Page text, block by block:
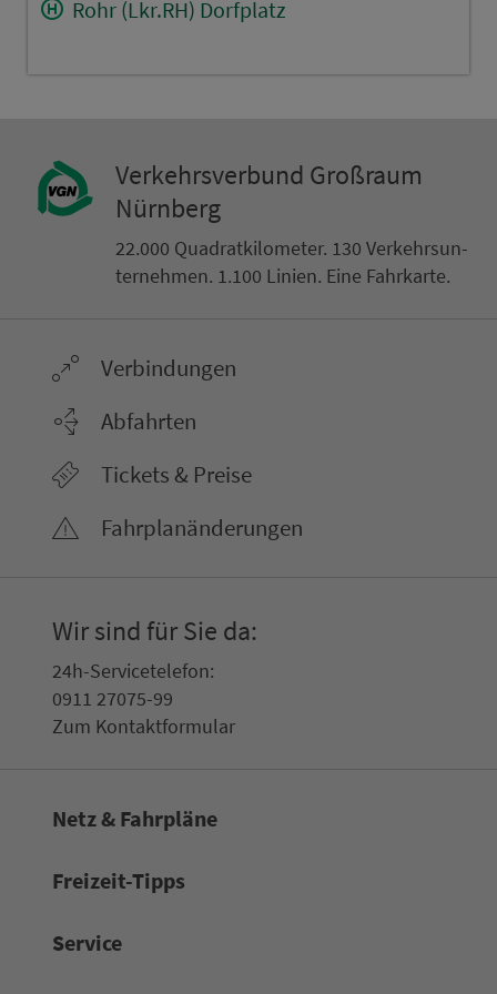
Rohr (Lkr.RH) Dorfplatz
Ver­kehrs­ver­bund Groß­raum
Nürn­berg
22.000 Qua­drat­ki­lo­me­ter. 130 Ver­kehrs­un­
ter­neh­men. 1.100 Linien. Eine Fahr­kar­te.
Ver­bin­dungen
Abfahrten
Tickets & Preise
Fahr­plan­ände­rungen
Wir sind für Sie da:
24h-Ser­vice­te­le­fon:
0911 27075-99
Zum Kon­taktformular
Netz & Fahrpläne
Frei­zeit-Tipps
Service